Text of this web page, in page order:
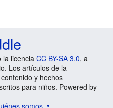
la licencia CC BY-SA 3.0, a
Los artículos de la
y hechos
para niños. Powered by
somos